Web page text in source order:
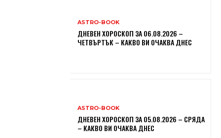
ASTRO-BOOK
ДНЕВЕН ХОРОСКОП ЗА 06.08.2026 –
ЧЕТВЪРТЪК – КАКВО ВИ ОЧАКВА ДНЕС
ASTRO-BOOK
ДНЕВЕН ХОРОСКОП ЗА 05.08.2026 – СРЯДА
– КАКВО ВИ ОЧАКВА ДНЕС